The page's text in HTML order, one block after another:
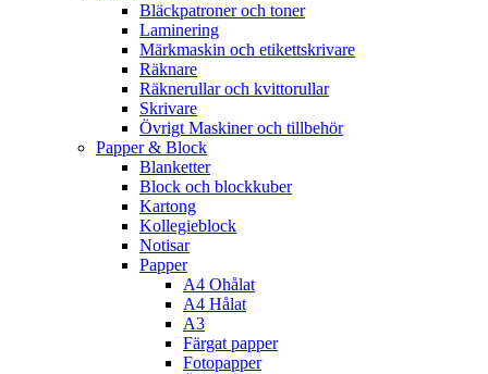
Bläckpatroner och toner
Laminering
Märkmaskin och etikettskrivare
Räknare
Räknerullar och kvittorullar
Skrivare
Övrigt Maskiner och tillbehör
Papper & Block
Blanketter
Block och blockkuber
Kartong
Kollegieblock
Notisar
Papper
A4 Ohålat
A4 Hålat
A3
Färgat papper
Fotopapper